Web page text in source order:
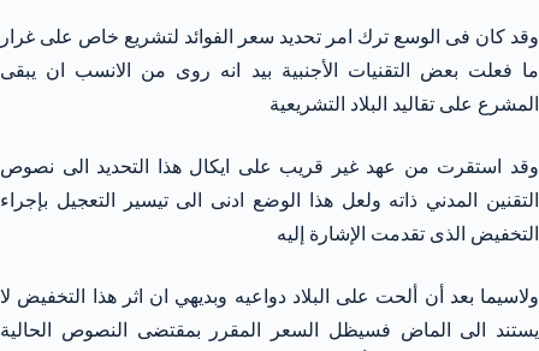
وقد كان فى الوسع ترك امر تحديد سعر الفوائد لتشريع خاص على غرار
ما فعلت بعض التقنيات الأجنبية بيد انه روى من الانسب ان يبقى
المشرع على تقاليد البلاد التشريعية
وقد استقرت من عهد غير قريب على ايكال هذا التحديد الى نصوص
التقنين المدني ذاته ولعل هذا الوضع ادنى الى تيسير التعجيل بإجراء
التخفيض الذى تقدمت الإشارة إليه
ولاسيما بعد أن ألحت على البلاد دواعيه وبديهي ان اثر هذا التخفيض لا
يستند الى الماض فسيظل السعر المقرر بمقتضى النصوص الحالية